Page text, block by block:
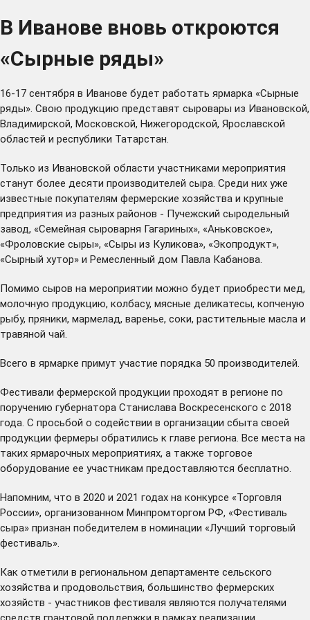
В Иванове вновь откроются
«Сырные ряды»
16-17 сентября в Иванове будет работать ярмарка «Сырные
ряды». Свою продукцию представят сыровары из Ивановской,
Владимирской, Московской, Нижегородской, Ярославской
областей и республики Татарстан.
Только из Ивановской области участниками мероприятия
станут более десяти производителей сыра. Среди них уже
известные покупателям фермерские хозяйства и крупные
предприятия из разных районов - Пучежский сыродельный
завод, «Семейная сыроварня Гагариных», «Аньковское»,
«Фроловские сыры», «Сыры из Куликова», «Экопродукт»,
«Сырный хутор» и Ремесленный дом Павла Кабанова.
Помимо сыров на мероприятии можно будет приобрести мед,
молочную продукцию, колбасу, мясные деликатесы, копченую
рыбу, пряники, мармелад, варенье, соки, растительные масла и
травяной чай.
Всего в ярмарке примут участие порядка 50 производителей.
Фестивали фермерской продукции проходят в регионе по
поручению губернатора Станислава Воскресенского с 2018
года. С просьбой о содействии в организации сбыта своей
продукции фермеры обратились к главе региона. Все места на
таких ярмарочных мероприятиях, а также торговое
оборудование ее участникам предоставляются бесплатно.
Напомним, что в 2020 и 2021 годах на конкурсе «Торговля
России», организованном Минпромторгом РФ, «Фестиваль
сыра» признан победителем в номинации «Лучший торговый
фестиваль».
Как отметили в региональном департаменте сельского
хозяйства и продовольствия, большинство фермерских
хозяйств - участников фестиваля являются получателями